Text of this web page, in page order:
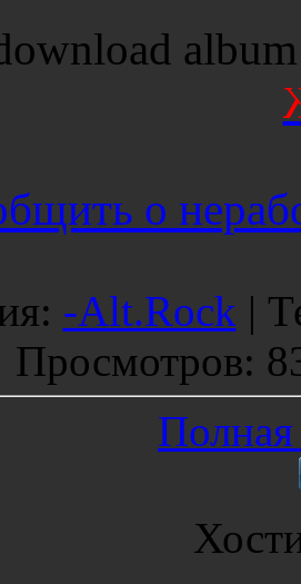
о
: -Alt.Rock |
Просмотров:
Полная